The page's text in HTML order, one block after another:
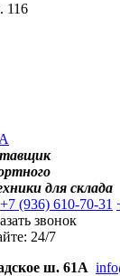
116
для склада
+7 (936) 610-70-31
звонок
24/7
ш. 61А